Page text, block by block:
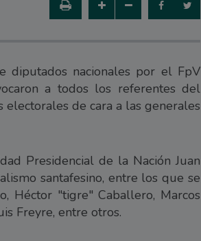
diputados nacionales por el FpV
a todos los referentes del
de cara a las generales
Presidencial de la Nación Juan
santafesino, entre los que se
Héctor "tigre" Caballero, Marcos
Freyre, entre otros.